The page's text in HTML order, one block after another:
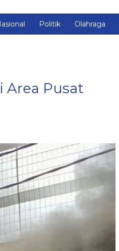
Politik Olahraga
Area Pusat